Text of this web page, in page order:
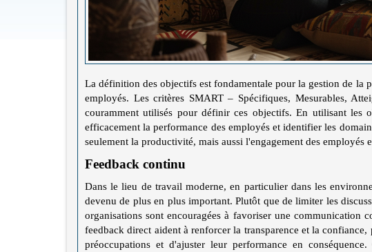
La définition des objectifs est fondamentale pour la gestion de la
employés. Les critères SMART – Spécifiques, Mesurables,
couramment utilisés pour définir ces objectifs. En utilisant les
efficacement la performance des employés et identifier les
seulement la productivité, mais aussi l'engagement des employés
Feedback continu
Dans le lieu de travail moderne, en particulier dans les
devenu de plus en plus important. Plutôt que de limiter les
organisations sont encouragées à favoriser une communication
feedback direct aident à renforcer la transparence et la
préoccupations et d'ajuster leur performance en